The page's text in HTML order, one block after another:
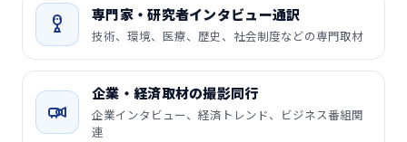
専門家・研究者インタビュー通訳
技術、環境、医療、歴史、社会制度などの専門取材
企業・経済取材の撮影同行
企業インタビュー、経済トレンド、ビジネス番組関
連